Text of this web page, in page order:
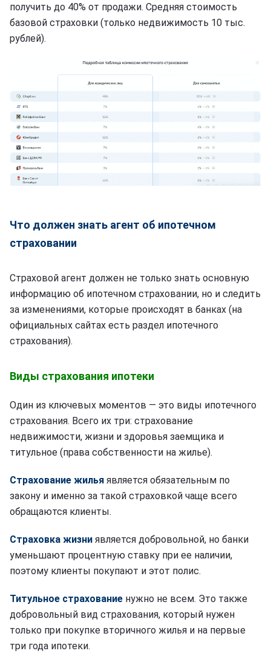
получить до 40% от продажи. Средняя стоимость
базовой страховки (только недвижимость 10 тыс.
рублей).
Что должен знать агент об ипотечном
страховании
Страховой агент должен не только знать основную
информацию об ипотечном страховании, но и следить
за изменениями, которые происходят в банках (на
официальных сайтах есть раздел ипотечного
страхования).
Виды страхования ипотеки
Один из ключевых моментов — это виды ипотечного
страхования. Всего их три: страхование
недвижимости, жизни и здоровья заемщика и
титульное (права собственности на жилье).
Страхование жилья является обязательным по
закону и именно за такой страховкой чаще всего
обращаются клиенты.
Страховка жизни является добровольной, но банки
уменьшают процентную ставку при ее наличии,
поэтому клиенты покупают и этот полис.
Титульное страхование нужно не всем. Это также
добровольный вид страхования, который нужен
только при покупке вторичного жилья и на первые
три года ипотеки.